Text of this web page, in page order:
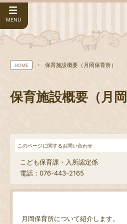
MENU
HOME 保育施設概要（月岡保育所）
保育施設概要（月岡
このページに関するお問い合わせ
こども保育課・入所認定係
電話：076-443-2165
月岡保育所について紹介します。